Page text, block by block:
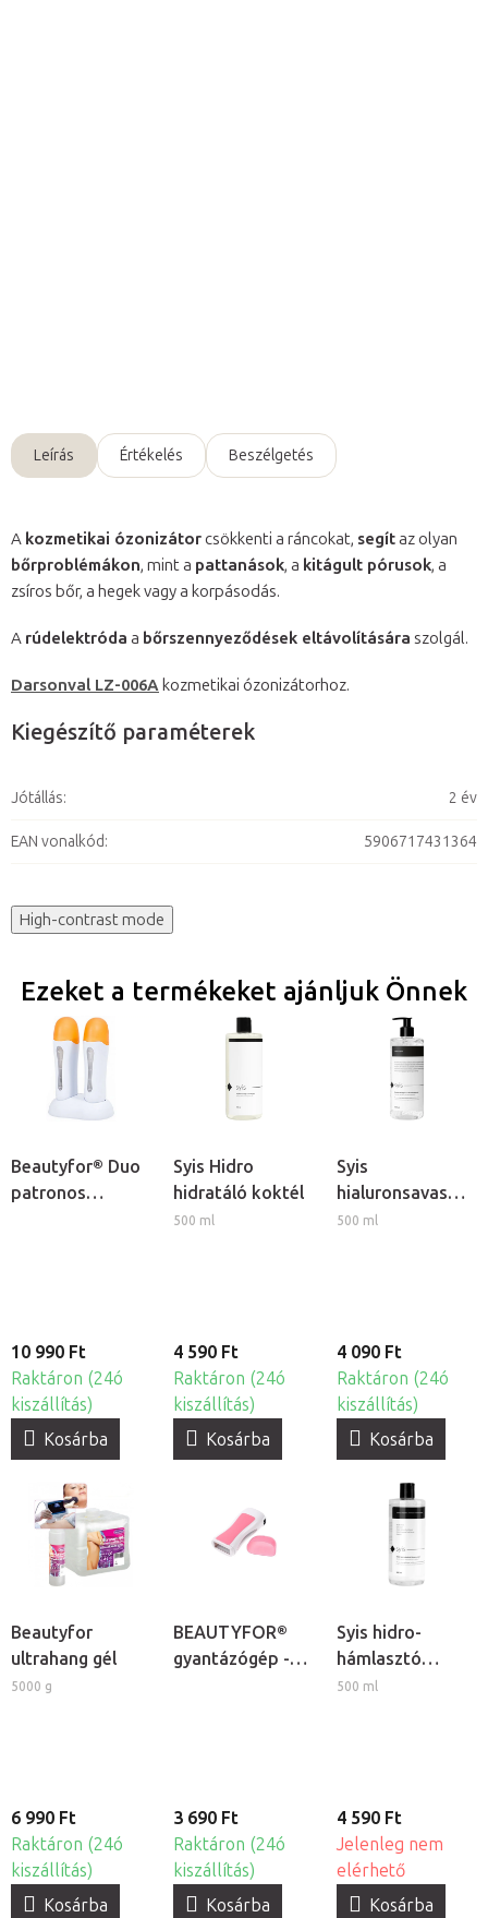
Leírás Értékelés Beszélgetés
A kozmetikai ózonizátorcsökkenti a ráncokat, segítaz olyan
bőrproblémákon, mint a pattanások, a kitágult pórusok, a
zsíros bőr, a hegek vagy a korpásodás.
A rúdelektróda a bőrszennyeződések eltávolítására szolgál.
Darsonval LZ-006A kozmetikai ózonizátorhoz.
Kiegészítő paraméterek
Jótállás: 2 év
EAN vonalkód: 5906717431364
High-contrast mode
Ezeket a termékeket ajánljuk Önnek
Beautyfor® Duo
patronos
10 990 Ft
Raktáron (24ó
kiszállítás)
Kosárba
Syis Hidro
hidratáló koktél
500 ml
4 590 Ft
Raktáron (24ó
kiszállítás)
Kosárba
Syis
hialuronsavas
ultrahang gél
500 ml
4 090 Ft
Raktáron (24ó
kiszállítás)
Kosárba
Beautyfor
ultrahang gél
5000 g
6 990 Ft
Raktáron (24ó
kiszállítás)
Kosárba
BEAUTYFOR®
gyantázógép -
3 690 Ft
Raktáron (24ó
kiszállítás)
Kosárba
Syis hidro-
hámlasztó
koktél
500 ml
4 590 Ft
Jelenleg nem
elérhető
Kosárba